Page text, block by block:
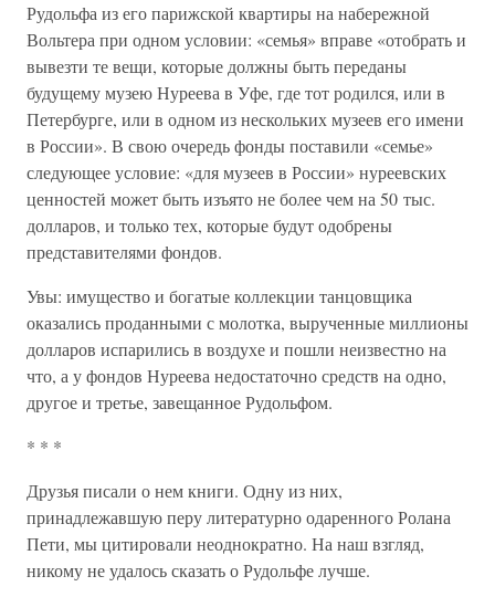
Рудольфа из его парижской квартиры на набережной
Вольтера при одном условии: «семья» вправе «отобрать и
вывезти те вещи, которые должны быть переданы
будущему музею Нуреева в Уфе, где тот родился, или в
Петербурге, или в одном из нескольких музеев его имени
в России». В свою очередь фонды поставили «семье»
следующее условие: «для музеев в России» нуреевских
ценностей может быть изъято не более чем на 50 тыс.
долларов, и только тех, которые будут одобрены
представителями фондов.
Увы: имущество и богатые коллекции танцовщика
оказались проданными с молотка, вырученные миллионы
долларов испарились в воздухе и пошли неизвестно на
что, а у фондов Нуреева недостаточно средств на одно,
другое и третье, завещанное Рудольфом.
* * *
Друзья писали о нем книги. Одну из них,
принадлежавшую перу литературно одаренного Ролана
Пети, мы цитировали неоднократно. На наш взгляд,
никому не удалось сказать о Рудольфе лучше.